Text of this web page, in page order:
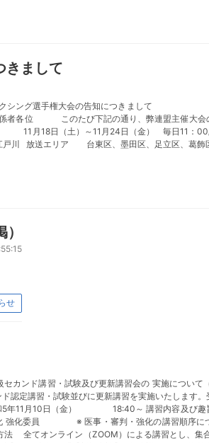
きまして
ング選手権大会の告知
の通り、弊連盟主催大会の告知
日（土）～11月24日（金） 毎日11：
放送エリア 台東区、墨田区、足立区、葛飾
せ
カンド講習・試験及び更新講習会の 実施について
認定講習・試験並びに更新講習を実施いたします
5年11月10日（金） 18:40～ 講習内容及び趣
※ 医事・審判・強化の講習順序につい
全てオンライン（ZOOM）による講習とし、集